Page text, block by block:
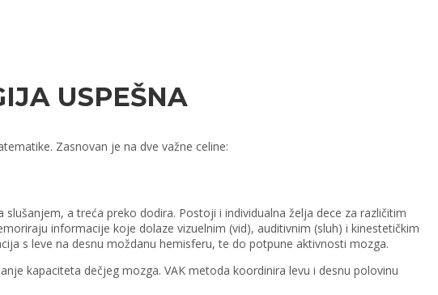
USPEŠNA
Zasnovan je na dve važne celine:
a treća preko dodira. Postoji i individualna želja dece za različitim
informacije koje dolaze vizuelnim (vid), auditivnim (sluh) i kinestetičkim
s leve na desnu moždanu hemisferu, te do potpune aktivnosti mozga.
kapaciteta dečjeg mozga. VAK metoda koordinira levu i desnu polovinu